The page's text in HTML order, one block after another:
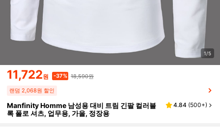
1/5
11,722원 -37% 18,590원
랜덤 2,068원 할인
Manfinity Homme 남성용 대비 트림 긴팔 컬러블
록 폴로 셔츠, 업무용, 가을, 정장용
4.84 (500+)